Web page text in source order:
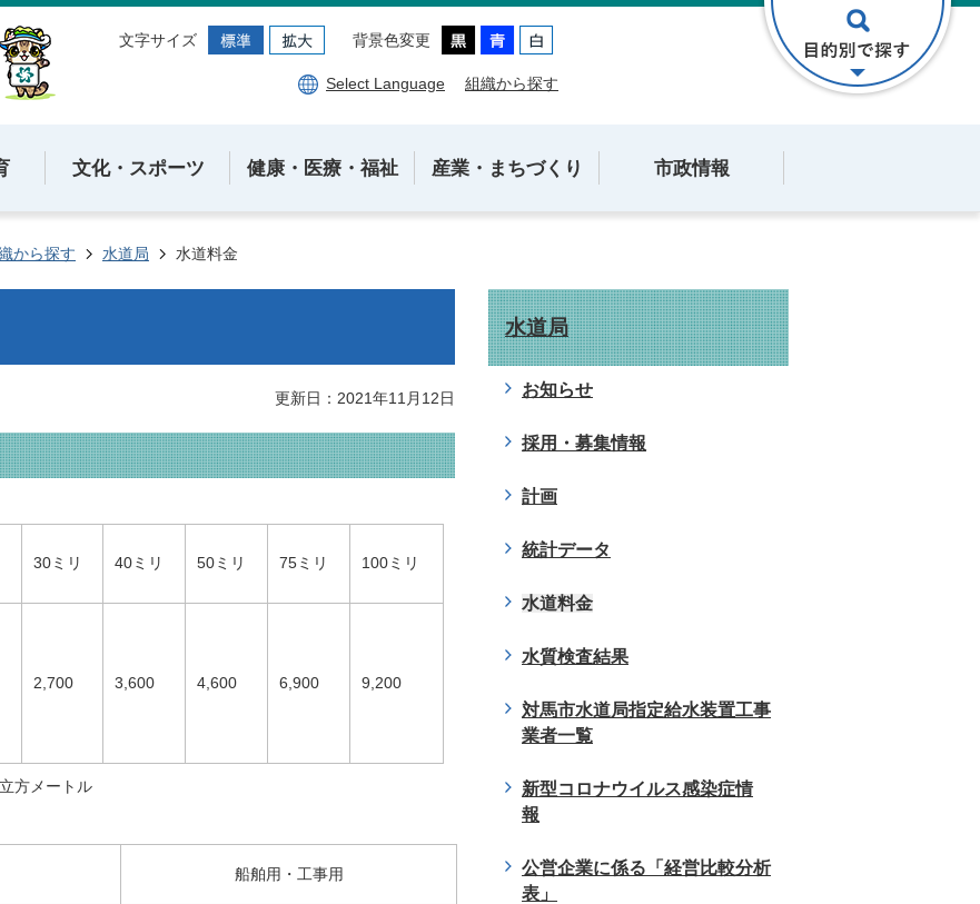
文字サイズ 背景色変更
Select Language 組織から探す
文化・スポーツ 健康・医療・福祉 産業・まちづくり 市政情報
から探す 水道局 水道料金
更新日：2021年11月12日
30ミリ 40ミリ 50ミリ 75ミリ 100ミリ
2,700 3,600 4,600 6,900 9,200
方メートル
船舶用・工事用
水道局
お知らせ
採用・募集情報
計画
統計データ
水道料金
水質検査結果
対馬市水道局指定給水装置工事
業者一覧
新型コロナウイルス感染症情
報
公営企業に係る「経営比較分析
表」